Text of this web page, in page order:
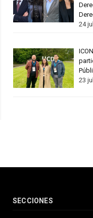
24
23
SECCIONES